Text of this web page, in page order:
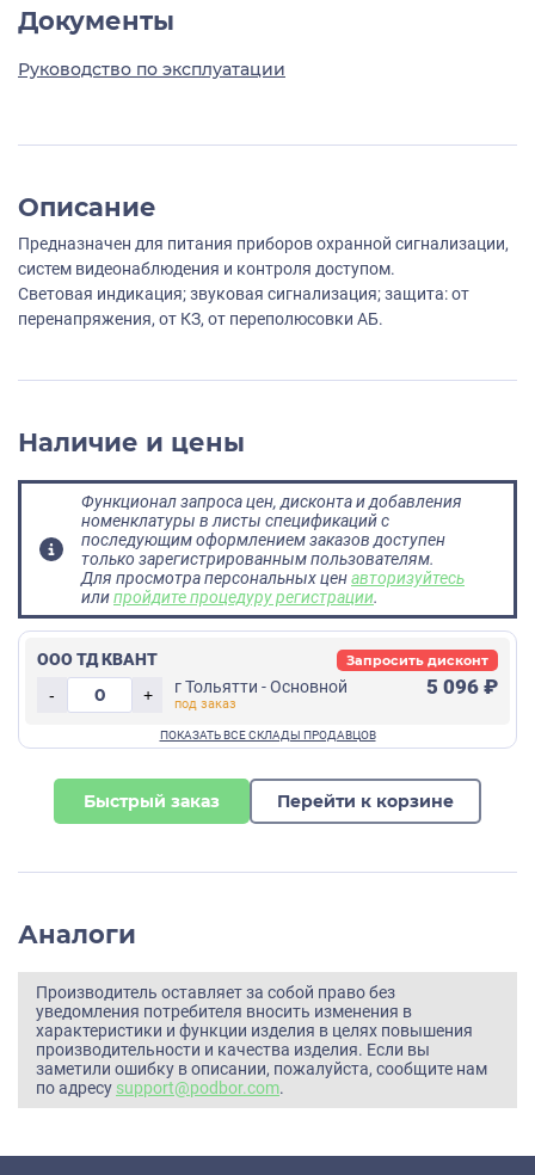
Документы
Руководство по эксплуатации
Описание
Предназначен для питания приборов охранной сигнализации,
систем видеонаблюдения и контроля доступом.
Световая индикация; звуковая сигнализация; защита: от
перенапряжения, от КЗ, от переполюсовки АБ.
Наличие и цены
Функционал запроса цен, дисконта и добавления
номенклатуры в листы спецификаций с
последующим оформлением заказов доступен
только зарегистрированным пользователям.
Для просмотра персональных ценавторизуйтесь
илипройдите процедуру регистрации.
ООО ТД КВАНТ
-
+ г Тольятти - Основной 5 096 ₽
Запросить дисконт
Быстрый заказ Перейти к корзине
Аналоги
Производитель оставляет за собой право без
уведомления потребителя вносить изменения в
характеристики и функции изделия в целях повышения
производительности и качества изделия. Если вы
заметили ошибку в описании, пожалуйста, сообщите нам
по адресу support@podbor.com.